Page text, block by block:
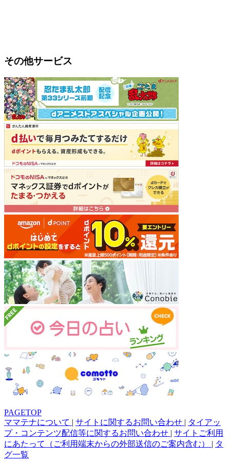
その他サービス
PAGETOP
ママテナについて | サイトに関するお問い合わせ | タイアッ
プ・コンテンツ配信等に関するお問い合わせ | サイトご利用
にあたって（ご利用端末からの外部送信のご案内含む） | タ
グ一覧